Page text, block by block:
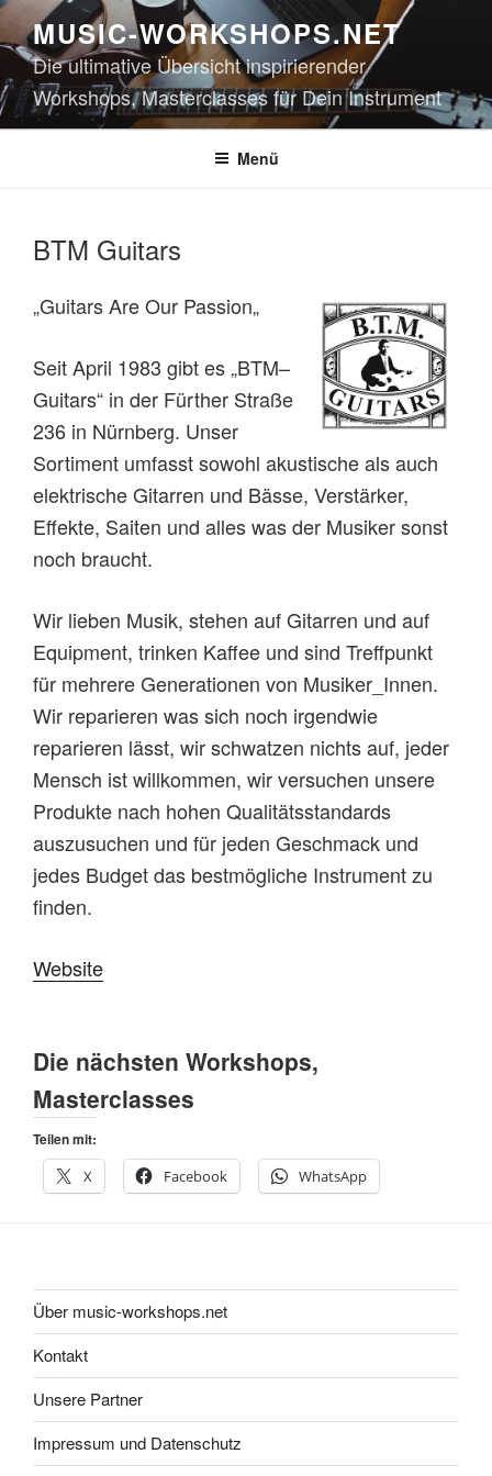
Zum
Inhalt
springen
MUSIC-WORKSHOPS.NET
Die ultimative Übersicht inspirierender
Workshops, Masterclasses für Dein Instrument
Menü
BTM Guitars
„Guitars Are Our Passion„
Seit April 1983 gibt es „BTM–
Guitars“ in der Fürther Straße
236 in Nürnberg. Unser
Sortiment umfasst sowohl akustische als auch
elektrische Gitarren und Bässe, Verstärker,
Effekte, Saiten und alles was der Musiker sonst
noch braucht.
Wir lieben Musik, stehen auf Gitarren und auf
Equipment, trinken Kaffee und sind Treffpunkt
für mehrere Generationen von Musiker_Innen.
Wir reparieren was sich noch irgendwie
reparieren lässt, wir schwatzen nichts auf, jeder
Mensch ist willkommen, wir versuchen unsere
Produkte nach hohen Qualitätsstandards
auszusuchen und für jeden Geschmack und
jedes Budget das bestmögliche Instrument zu
finden.
Website
Die nächsten Workshops,
Masterclasses
Teilen mit:
X
Facebook WhatsApp
Über music-workshops.net
Kontakt
Unsere Partner
Impressum und Datenschutz